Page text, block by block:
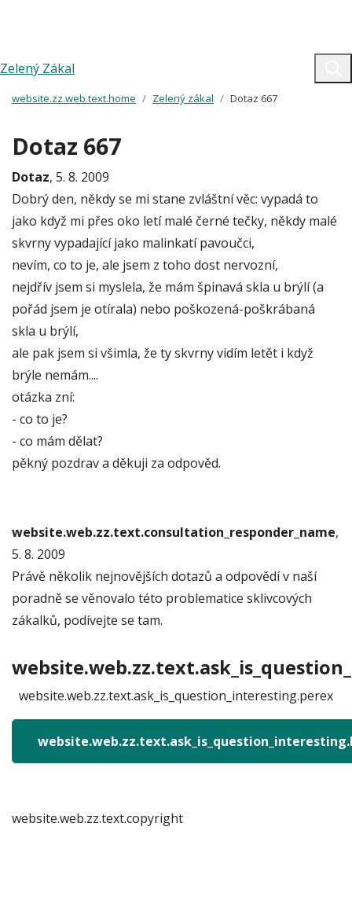
Zelený Zákal
website.zz.web.text.home Zelený zákal Dotaz 667
Dotaz 667
Dotaz, 5. 8. 2009
Dobrý den, někdy se mi stane zvláštní věc: vypadá to
jako když mi přes oko letí malé černé tečky, někdy malé
skvrny vypadající jako malinkatí pavoučci,
nevím, co to je, ale jsem z toho dost nervozní,
nejdřív jsem si myslela, že mám špinavá skla u brýlí (a
pořád jsem je otírala) nebo poškozená-poškrábaná
skla u brýlí,
ale pak jsem si všimla, že ty skvrny vidím letět i když
brýle nemám....
otázka zní:
- co to je?
- co mám dělat?
pěkný pozdrav a děkuji za odpověd.
website.web.zz.text.consultation_responder_name,
5. 8. 2009
Právě několik nejnovějších dotazů a odpovědí v naší
poradně se věnovalo této problematice sklivcových
zákalků, podívejte se tam.
website.web.zz.text.ask_is_question_interesting.perex
website.web.zz.text.copyright